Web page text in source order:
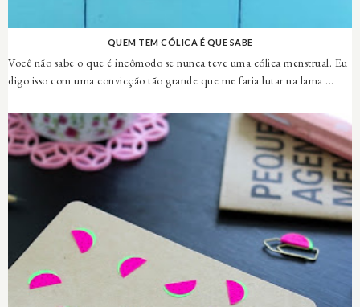
QUEM TEM CÓLICA É QUE SABE
Você não sabe o que é incômodo se nunca teve uma cólica menstrual. Eu
digo isso com uma convicção tão grande que me faria lutar na lama ...